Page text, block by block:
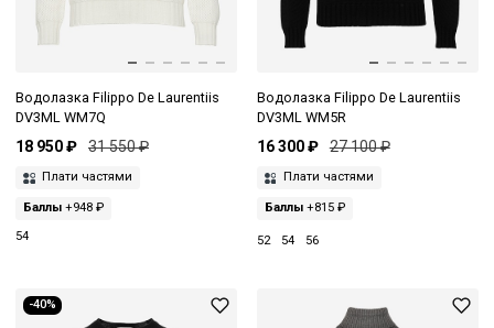
Водолазка Filippo De Laurentiis
DV3ML WM7Q
18 950 ₽ 31 550 ₽
Плати частями
Баллы +948 ₽
54
Водолазка Filippo De Laurentiis
DV3ML WM5R
16 300 ₽ 27 100 ₽
Плати частями
Баллы+815 ₽
52 54 56
-40%